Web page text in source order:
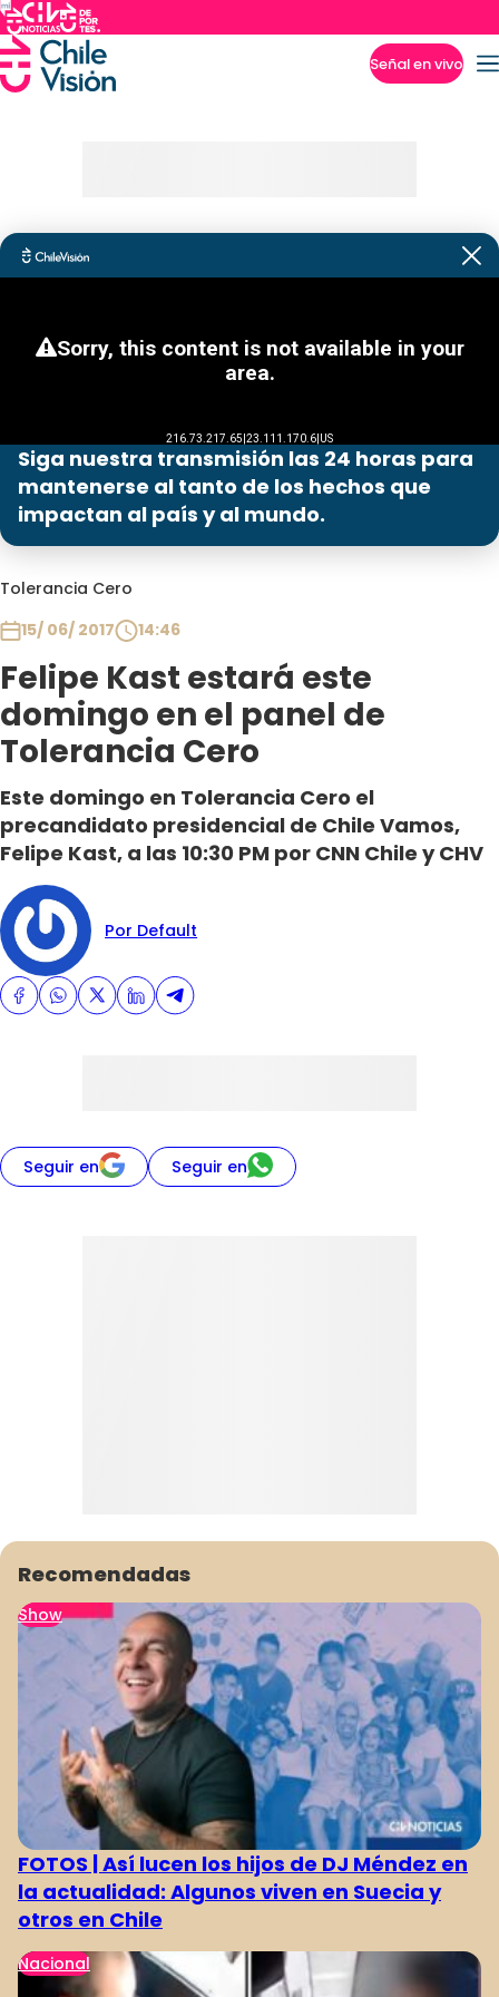
Señal en vivo
Siga nuestra transmisión las 24 horas para
mantenerse al tanto de los hechos que
impactan al país y al mundo.
Tolerancia Cero
15/ 06/ 2017
14:46
Felipe Kast estará este
domingo en el panel de
Tolerancia Cero
Este domingo en Tolerancia Cero el
precandidato presidencial de Chile Vamos,
Felipe Kast, a las 10:30 PM por CNN Chile y CHV
Por Default
Seguir en Seguir en
Recomendadas
Show
FOTOS | Así lucen los hijos de DJ Méndez en
la actualidad: Algunos viven en Suecia y
otros en Chile
Nacional
Programas
Contigo en Directo
Plan Perfecto
El Tiempo
Sabingo
Todos Los Programas